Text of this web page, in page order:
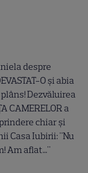
despre
O și abia
Dezvăluirea
CAMERELOR a
chiar și
Casa Iubirii: "Nu
Am aflat..."